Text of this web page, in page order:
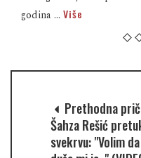
godina ... Više
Prethodna
Šahza Rešić
svekrvu: "Volim